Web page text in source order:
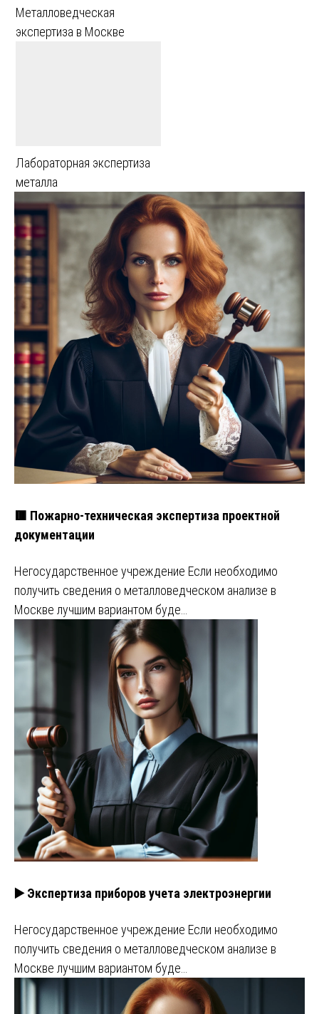
Металловедческая
экспертиза в Москве
Лабораторная экспертиза
металла
🟥 Пожарно-техническая экспертиза проектной
документации
Негосударственное учреждение Если необходимо
получить сведения о металловедческом анализе в
Москве лучшим вариантом буде…
▶️ Экспертиза приборов учета электроэнергии
Негосударственное учреждение Если необходимо
получить сведения о металловедческом анализе в
Москве лучшим вариантом буде…